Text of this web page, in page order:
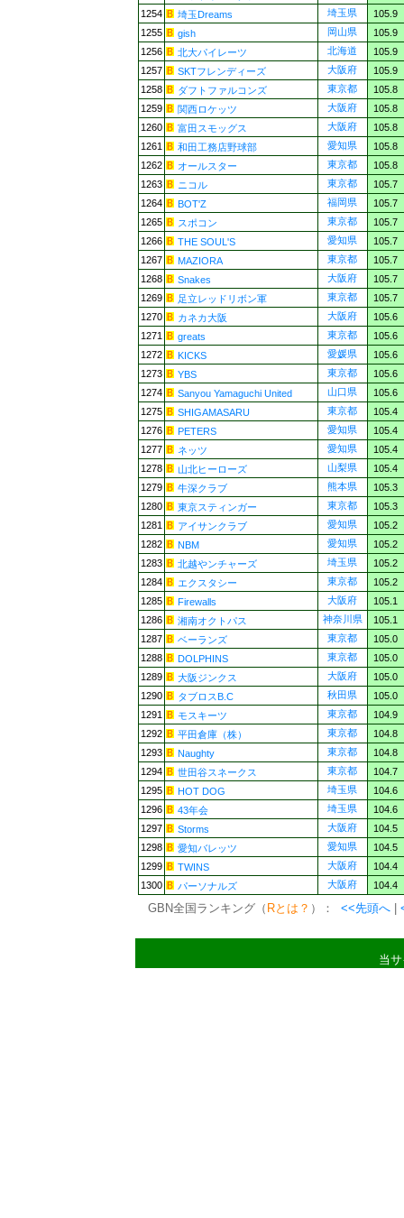
1254
埼玉Dreams 埼玉県
105.9
1255
gish 岡山県
105.9
1256
北大パイレーツ 北海道
105.9
1257
SKTフレンディーズ 大阪府
105.9
1258
ダフトファルコンズ 東京都
105.8
1259
関西ロケッツ 大阪府
105.8
1260
富田スモッグス 大阪府
105.8
1261
和田工務店野球部 愛知県
105.8
1262
オールスター 東京都
105.8
1263
ニコル 東京都
105.7
1264
BOT'Z 福岡県
105.7
1265
スポコン 東京都
105.7
1266
THE SOUL'S 愛知県
105.7
1267
MAZIORA 東京都
105.7
1268
Snakes 大阪府
105.7
1269
足立レッドリボン軍 東京都
105.7
1270
カネカ大阪 大阪府
105.6
1271
greats 東京都
105.6
1272
KICKS 愛媛県
105.6
1273
YBS 東京都
105.6
1274
Sanyou Yamaguchi United 山口県
105.6
1275
SHIGAMASARU 東京都
105.4
1276
PETERS 愛知県
105.4
1277
ネッツ 愛知県
105.4
1278
山北ヒーローズ 山梨県
105.4
1279
牛深クラブ 熊本県
105.3
1280
東京スティンガー 東京都
105.3
1281
アイサンクラブ 愛知県
105.2
1282
NBM 愛知県
105.2
1283
北越やンチャーズ 埼玉県
105.2
1284
エクスタシー 東京都
105.2
1285
Firewalls 大阪府
105.1
1286
湘南オクトパス 神奈川県
105.1
1287
ベーランズ 東京都
105.0
1288
DOLPHINS 東京都
105.0
1289
大阪ジンクス 大阪府
105.0
1290
タブロスB.C 秋田県
105.0
1291
モスキーツ 東京都
104.9
1292
平田倉庫（株） 東京都
104.8
1293
Naughty 東京都
104.8
1294
世田谷スネークス 東京都
104.7
1295
HOT DOG 埼玉県
104.6
1296
43年会 埼玉県
104.6
1297
Storms 大阪府
104.5
1298
愛知バレッツ 愛知県
104.5
1299
TWINS 大阪府
104.4
1300
パーソナルズ 大阪府 104.4
GBN全国ランキング（ Rとは？ ）： <<先頭へ
当